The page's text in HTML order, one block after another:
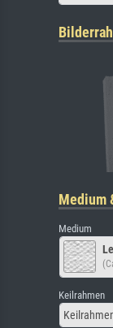
Medium
Medium
Keilrahmen